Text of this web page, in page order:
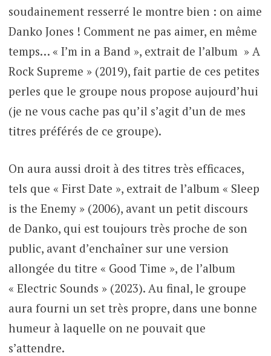
soudainement resserré le montre bien : on aime
Danko Jones ! Comment ne pas aimer, en même
temps… « I’m in a Band », extrait de l’album » A
Rock Supreme » (2019), fait partie de ces petites
perles que le groupe nous propose aujourd’hui
(je ne vous cache pas qu’il s’agit d’un de mes
titres préférés de ce groupe).
On aura aussi droit à des titres très efficaces,
tels que « First Date », extrait de l’album « Sleep
is the Enemy » (2006), avant un petit discours
de Danko, qui est toujours très proche de son
public, avant d’enchaîner sur une version
allongée du titre « Good Time », de l’album
« Electric Sounds » (2023). Au final, le groupe
aura fourni un set très propre, dans une bonne
humeur à laquelle on ne pouvait que
s’attendre.